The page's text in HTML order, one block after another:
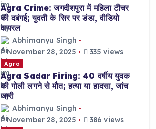
Agra Crime: जगदीशपुरा में महिला टीचर
की दबंगई; युवती के सिर पर डंडा, वीडियो
वायरल
Abhimanyu Singh
November 28, 2025
335 views
Agra
Agra Sadar Firing: 40 वर्षीय युवक
की गोली लगने से मौत; हत्या या हादसा, जांच
जारी
Abhimanyu Singh
November 28, 2025
386 views